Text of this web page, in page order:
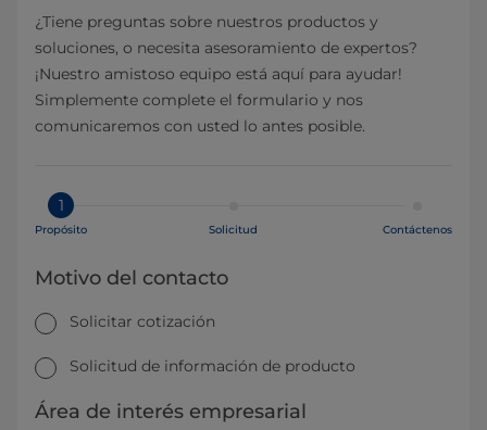
¿Tiene preguntas sobre nuestros productos y
soluciones, o necesita asesoramiento de expertos?
¡Nuestro amistoso equipo está aquí para ayudar!
Simplemente complete el formulario y nos
comunicaremos con usted lo antes posible.
1
Propósito Solicitud Contáctenos
Motivo del contacto
Solicitar cotización
Solicitud de información de producto
Área de interés empresarial